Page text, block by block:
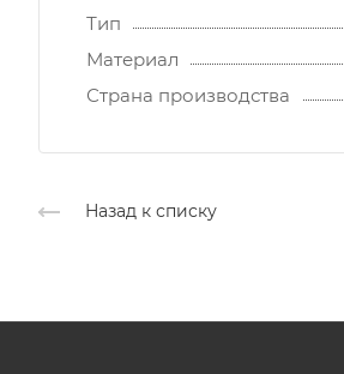
Тип
Материал
Страна производства
Назад к списку